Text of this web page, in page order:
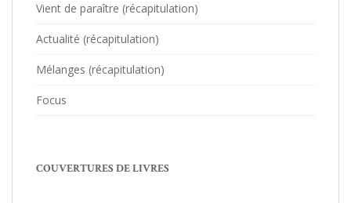
Vient de paraître (récapitulation)
Actualité (récapitulation)
Mélanges (récapitulation)
Focus
COUVERTURES DE LIVRES